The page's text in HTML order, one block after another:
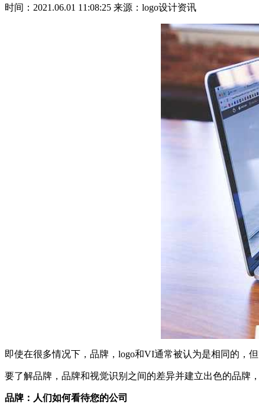
时间：2021.06.01 11:08:25 来源：logo设计资讯
即使在很多情况下，品牌，logo和VI通常被认为是相同的，
要了解品牌，品牌和视觉识别之间的差异并建立出色的品牌
品牌：人们如何看待您的公司